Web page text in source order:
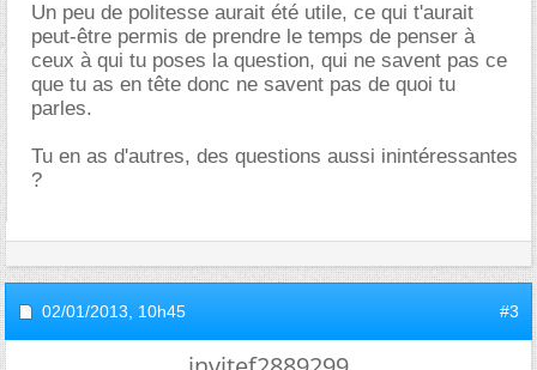
Un peu de politesse aurait été utile, ce qui t'aurait
peut-être permis de prendre le temps de penser à
ceux à qui tu poses la question, qui ne savent pas ce
que tu as en tête donc ne savent pas de quoi tu
parles.
Tu en as d'autres, des questions aussi inintéressantes
?
02/01/2013, 10h45 #3